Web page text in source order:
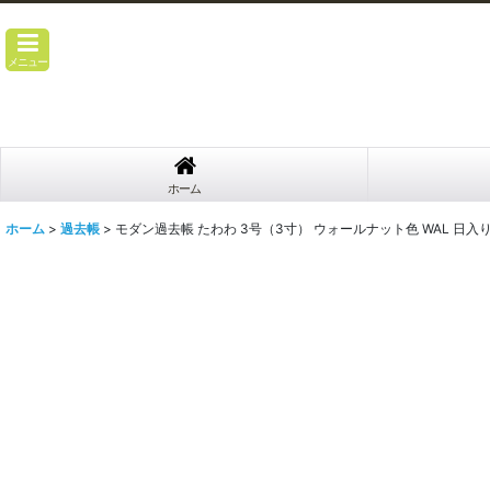
メニュー
ホーム
ホーム > 過去帳 > モダン過去帳 たわわ 3号（3寸） ウォールナット色 WAL 日入り